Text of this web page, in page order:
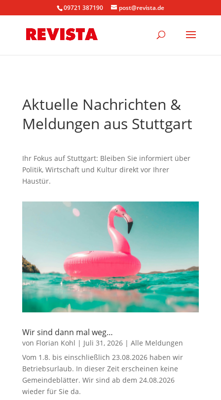
09721 387190 post@revista.de
Aktuelle Nachrichten &
Meldungen aus Stuttgart
Ihr Fokus auf Stuttgart: Bleiben Sie informiert über
Politik, Wirtschaft und Kultur direkt vor Ihrer
Haustür.
Wir sind dann mal weg…
von Florian Kohl | Juli 31, 2026| Alle Meldungen
Vom 1.8. bis einschließlich 23.08.2026 haben wir
Betriebsurlaub. In dieser Zeit erscheinen keine
Gemeindeblätter. Wir sind ab dem 24.08.2026
wieder für Sie da.